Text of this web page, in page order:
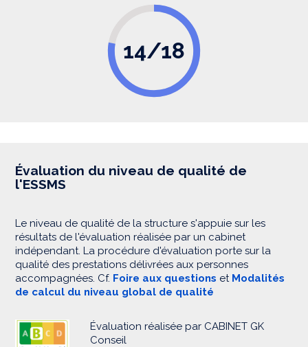
14/18
Évaluation du niveau de qualité de
l'ESSMS
Le niveau de qualité de la structure s'appuie sur les
résultats de l'évaluation réalisée par un cabinet
indépendant. La procédure d'évaluation porte sur la
qualité des prestations délivrées aux personnes
accompagnées. Cf. Foire aux questions et Modalités
de calcul du niveau global de qualité
Évaluation réalisée par CABINET GK
Conseil